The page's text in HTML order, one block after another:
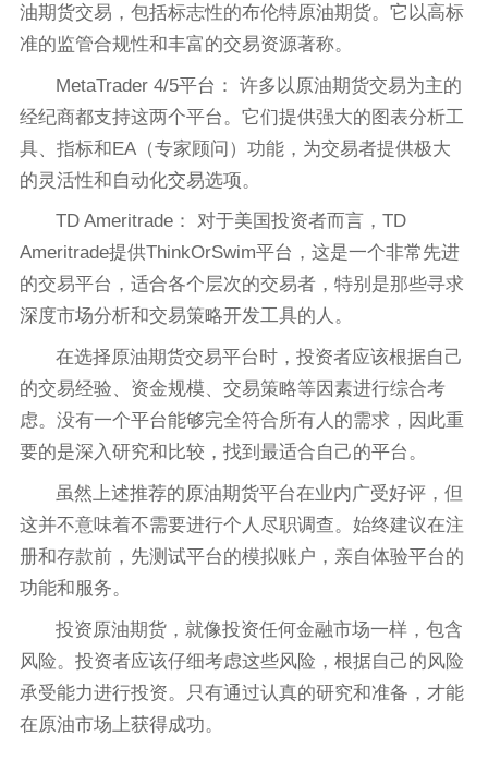
油期货交易，包括标志性的布伦特原油期货。它以高标
准的监管合规性和丰富的交易资源著称。
MetaTrader 4/5平台： 许多以原油期货交易为主的
经纪商都支持这两个平台。它们提供强大的图表分析工
具、指标和EA（专家顾问）功能，为交易者提供极大
的灵活性和自动化交易选项。
TD Ameritrade： 对于美国投资者而言，TD
Ameritrade提供ThinkOrSwim平台，这是一个非常先进
的交易平台，适合各个层次的交易者，特别是那些寻求
深度市场分析和交易策略开发工具的人。
在选择原油期货交易平台时，投资者应该根据自己
的交易经验、资金规模、交易策略等因素进行综合考
虑。没有一个平台能够完全符合所有人的需求，因此重
要的是深入研究和比较，找到最适合自己的平台。
虽然上述推荐的原油期货平台在业内广受好评，但
这并不意味着不需要进行个人尽职调查。始终建议在注
册和存款前，先测试平台的模拟账户，亲自体验平台的
功能和服务。
投资原油期货，就像投资任何金融市场一样，包含
风险。投资者应该仔细考虑这些风险，根据自己的风险
承受能力进行投资。只有通过认真的研究和准备，才能
在原油市场上获得成功。